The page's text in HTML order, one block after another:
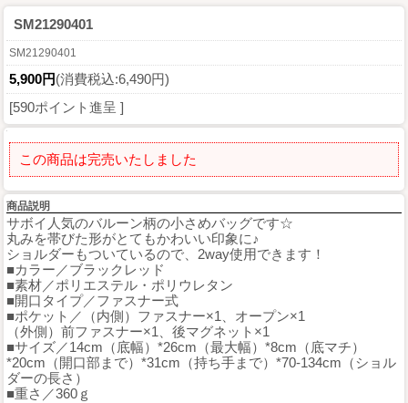
SM21290401
SM21290401
5,900円(消費税込:6,490円)
[590ポイント進呈 ]
この商品は完売いたしました
商品説明
サボイ人気のバルーン柄の小さめバッグです☆
丸みを帯びた形がとてもかわいい印象に♪
ショルダーもついているので、2way使用できます！
■カラー／ブラックレッド
■素材／ポリエステル・ポリウレタン
■開口タイプ／ファスナー式
■ポケット／（内側）ファスナー×1、オープン×1
（外側）前ファスナー×1、後マグネット×1
■サイズ／14cm（底幅）*26cm（最大幅）*8cm（底マチ）
*20cm（開口部まで）*31cm（持ち手まで）*70-134cm（ショル
ダーの長さ）
■重さ／360ｇ